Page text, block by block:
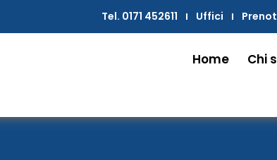
Tel. 0171 452611 Uffici
Home Chi